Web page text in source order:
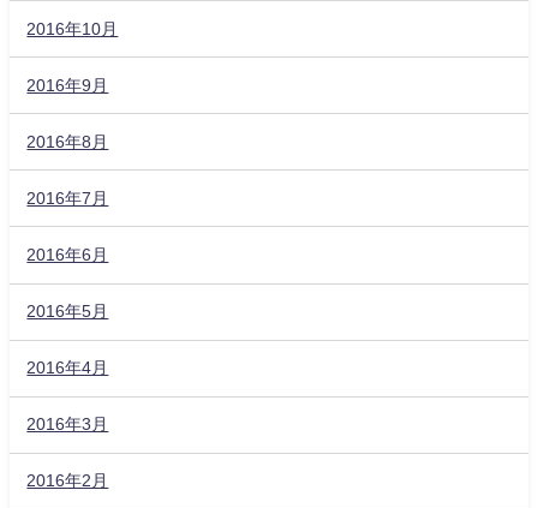
2016年10月
2016年9月
2016年8月
2016年7月
2016年6月
2016年5月
2016年4月
2016年3月
2016年2月